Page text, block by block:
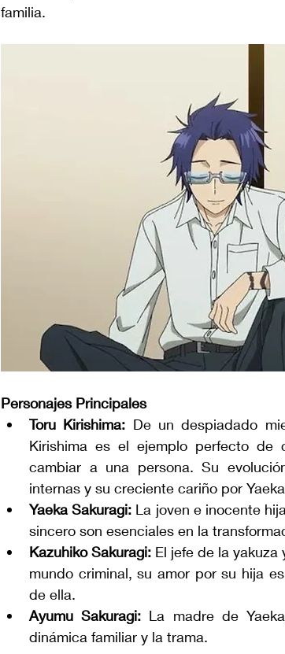
familia.
Personajes Principales
Toru Kirishima: De un despiadado
Kirishima es el ejemplo perfecto de
cambiar a una persona. Su
internas y su creciente cariño por
Yaeka Sakuragi: La joven e inocente
sincero son esenciales en la
Kazuhiko Sakuragi: El jefe de la
mundo criminal, su amor por su hija
de ella.
Ayumu Sakuragi: La madre de
dinámica familiar y la trama.